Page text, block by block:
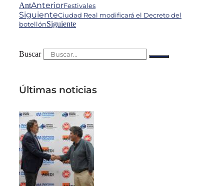
AntAnteriorFestivales
SiguienteCiudad Real modificará el Decreto del
botellónSiguiente
Buscar
Últimas noticias